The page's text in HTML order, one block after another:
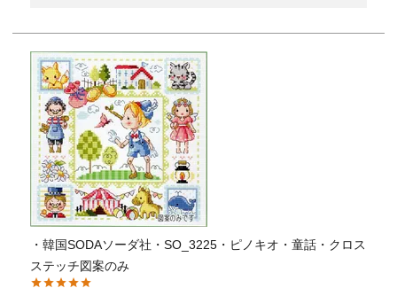
・韓国SODAソーダ社・SO_3225・ピノキオ・童話・クロス
ステッチ図案のみ